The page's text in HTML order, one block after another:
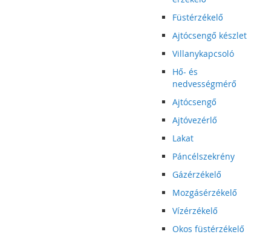
Füstérzékelő
Ajtócsengő készlet
Villanykapcsoló
Hő- és
nedvességmérő
Ajtócsengő
Ajtóvezérlő
Lakat
Páncélszekrény
Gázérzékelő
Mozgásérzékelő
Vízérzékelő
Okos füstérzékelő